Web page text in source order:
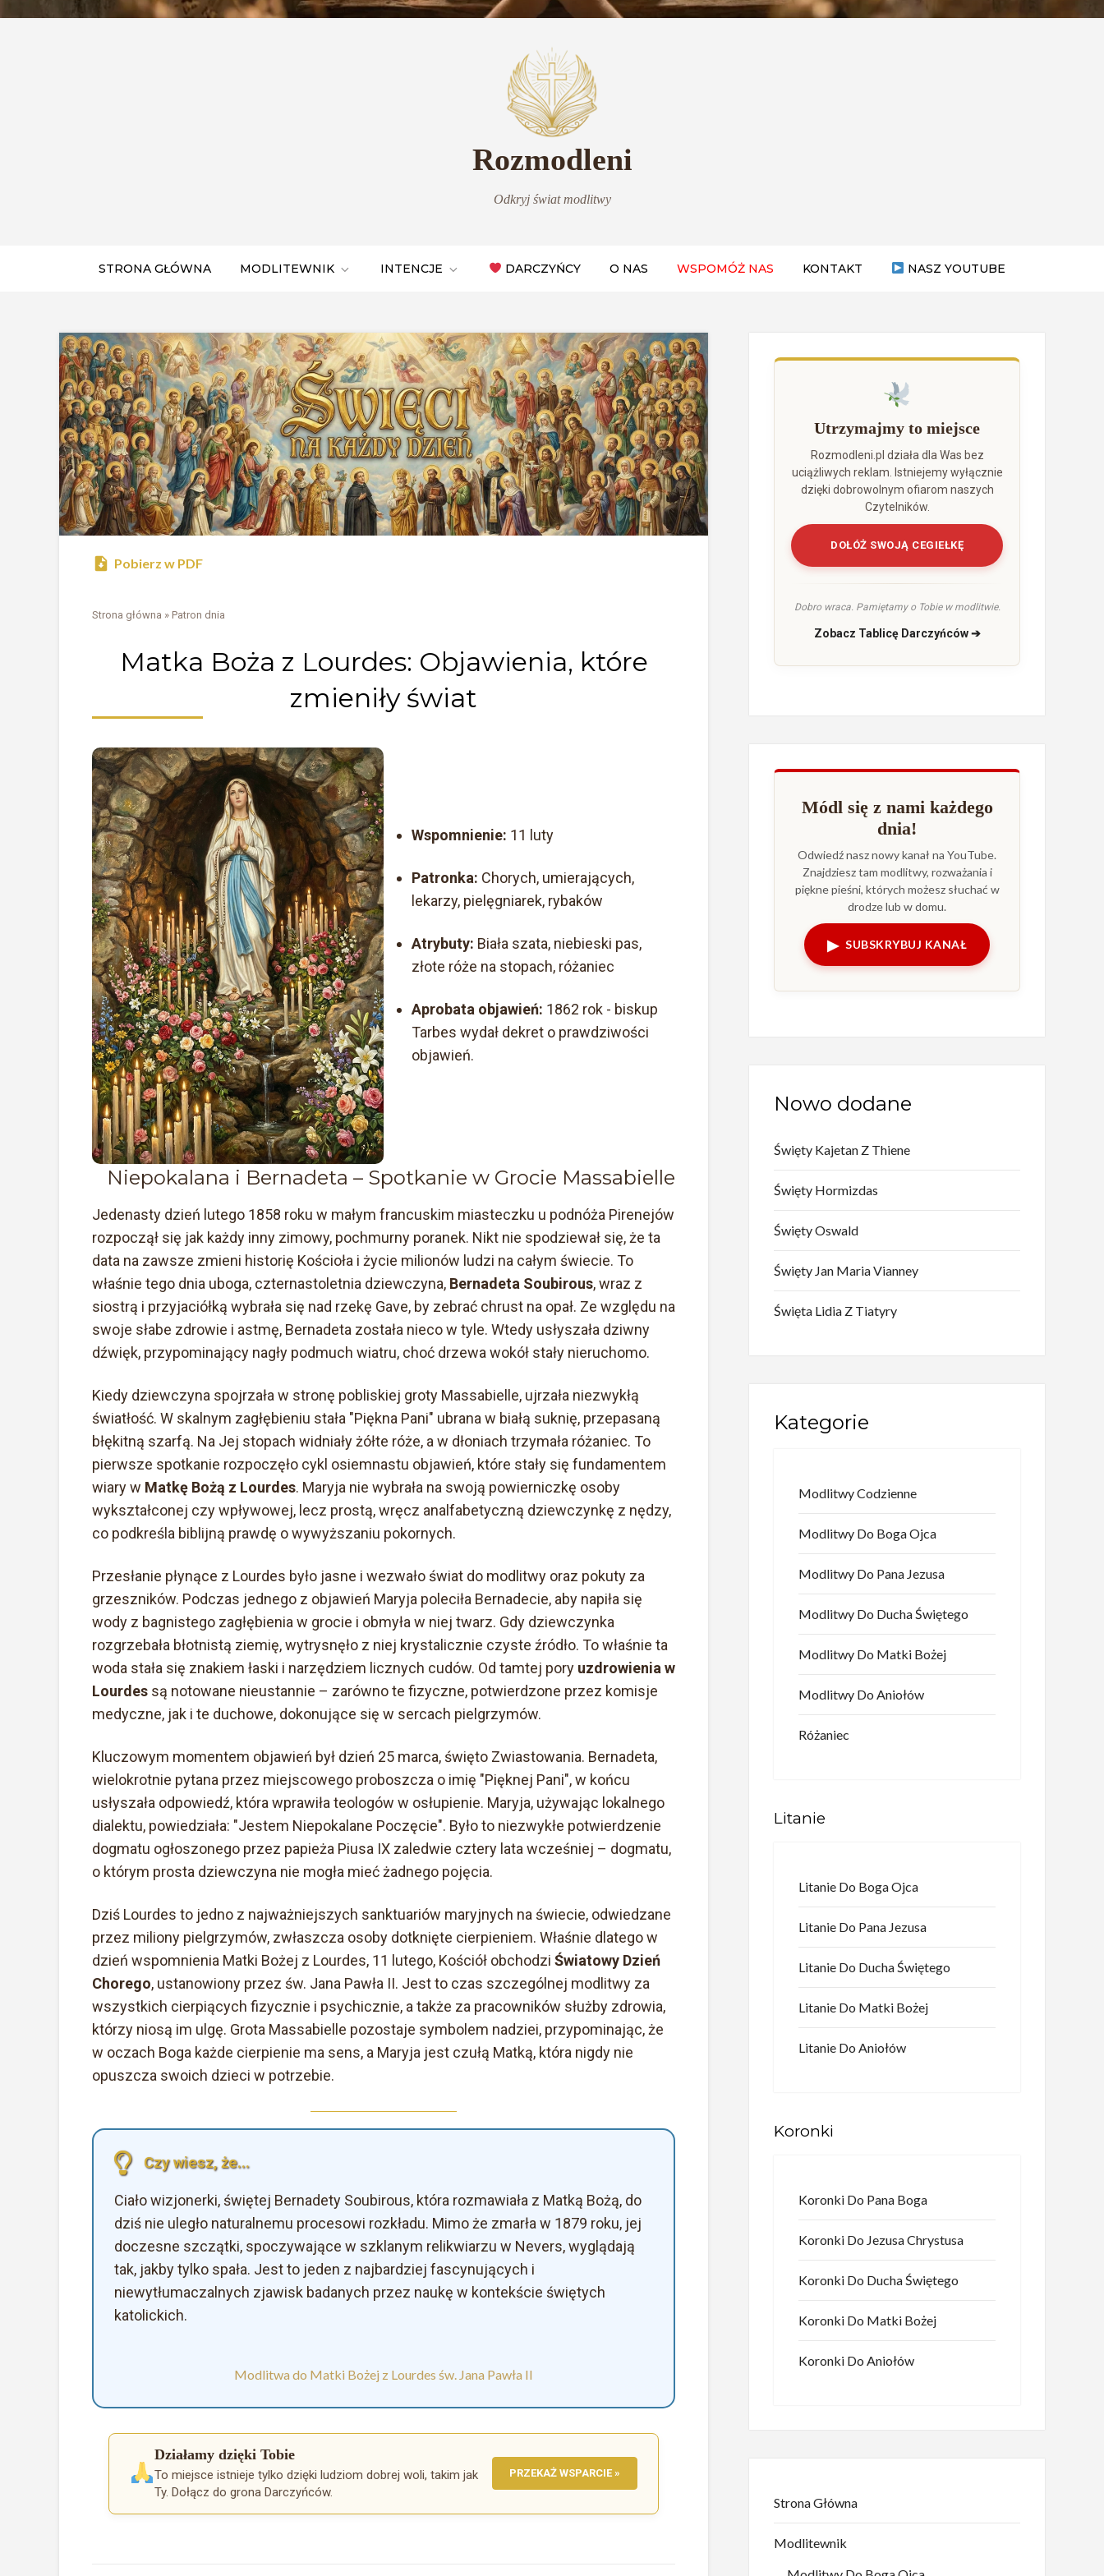
Rozmodleni
Odkryj świat modlitwy
STRONA GŁÓWNA MODLITEWNIK INTENCJE DARCZYŃCY O NAS WSPOMÓŻ NAS KONTAKT NASZ YOUTUBE
Pobierz w PDF
Strona główna » Patron dnia
Matka Boża z Lourdes: Objawienia, które
zmieniły świat
Wspomnienie: 11 luty
Patronka: Chorych, umierających,
lekarzy, pielęgniarek, rybaków
Atrybuty: Biała szata, niebieski pas,
złote róże na stopach, różaniec
Aprobata objawień: 1862 rok - biskup
Tarbes wydał dekret o prawdziwości
objawień.
Niepokalana i Bernadeta – Spotkanie w Grocie Massabielle
Jedenasty dzień lutego 1858 roku w małym francuskim miasteczku u podnóża Pirenejów
rozpoczął się jak każdy inny zimowy, pochmurny poranek. Nikt nie spodziewał się, że ta
data na zawsze zmieni historię Kościoła i życie milionów ludzi na całym świecie. To
właśnie tego dnia uboga, czternastoletnia dziewczyna, Bernadeta Soubirous, wraz z
siostrą i przyjaciółką wybrała się nad rzekę Gave, by zebrać chrust na opał. Ze względu na
swoje słabe zdrowie i astmę, Bernadeta została nieco w tyle. Wtedy usłyszała dziwny
dźwięk, przypominający nagły podmuch wiatru, choć drzewa wokół stały nieruchomo.
Kiedy dziewczyna spojrzała w stronę pobliskiej groty Massabielle, ujrzała niezwykłą
światłość. W skalnym zagłębieniu stała "Piękna Pani" ubrana w białą suknię, przepasaną
błękitną szarfą. Na Jej stopach widniały żółte róże, a w dłoniach trzymała różaniec. To
pierwsze spotkanie rozpoczęło cykl osiemnastu objawień, które stały się fundamentem
wiary w Matkę Bożą z Lourdes. Maryja nie wybrała na swoją powierniczkę osoby
wykształconej czy wpływowej, lecz prostą, wręcz analfabetyczną dziewczynkę z nędzy,
co podkreśla biblijną prawdę o wywyższaniu pokornych.
Przesłanie płynące z Lourdes było jasne i wezwało świat do modlitwy oraz pokuty za
grzeszników. Podczas jednego z objawień Maryja poleciła Bernadecie, aby napiła się
wody z bagnistego zagłębienia w grocie i obmyła w niej twarz. Gdy dziewczynka
rozgrzebała błotnistą ziemię, wytrysnęło z niej krystalicznie czyste źródło. To właśnie ta
woda stała się znakiem łaski i narzędziem licznych cudów. Od tamtej pory uzdrowienia w
Lourdes są notowane nieustannie – zarówno te fizyczne, potwierdzone przez komisje
medyczne, jak i te duchowe, dokonujące się w sercach pielgrzymów.
Kluczowym momentem objawień był dzień 25 marca, święto Zwiastowania. Bernadeta,
wielokrotnie pytana przez miejscowego proboszcza o imię "Pięknej Pani", w końcu
usłyszała odpowiedź, która wprawiła teologów w osłupienie. Maryja, używając lokalnego
dialektu, powiedziała: "Jestem Niepokalane Poczęcie". Było to niezwykłe potwierdzenie
dogmatu ogłoszonego przez papieża Piusa IX zaledwie cztery lata wcześniej – dogmatu,
o którym prosta dziewczyna nie mogła mieć żadnego pojęcia.
Dziś Lourdes to jedno z najważniejszych sanktuariów maryjnych na świecie, odwiedzane
przez miliony pielgrzymów, zwłaszcza osoby dotknięte cierpieniem. Właśnie dlatego w
dzień wspomnienia Matki Bożej z Lourdes, 11 lutego, Kościół obchodzi Światowy Dzień
Chorego, ustanowiony przez św. Jana Pawła II. Jest to czas szczególnej modlitwy za
wszystkich cierpiących fizycznie i psychicznie, a także za pracowników służby zdrowia,
którzy niosą im ulgę. Grota Massabielle pozostaje symbolem nadziei, przypominając, że
w oczach Boga każde cierpienie ma sens, a Maryja jest czułą Matką, która nigdy nie
opuszcza swoich dzieci w potrzebie.
Czy wiesz, że...
Ciało wizjonerki, świętej Bernadety Soubirous, która rozmawiała z Matką Bożą, do
dziś nie uległo naturalnemu procesowi rozkładu. Mimo że zmarła w 1879 roku, jej
doczesne szczątki, spoczywające w szklanym relikwiarzu w Nevers, wyglądają
tak, jakby tylko spała. Jest to jeden z najbardziej fascynujących i
niewytłumaczalnych zjawisk badanych przez naukę w kontekście świętych
katolickich.
Modlitwa do Matki Bożej z Lourdes św. Jana Pawła II
Działamy dzięki Tobie
To miejsce istnieje tylko dzięki ludziom dobrej woli, takim jak
Ty. Dołącz do grona Darczyńców.
PRZEKAŻ WSPARCIE »
Utrzymajmy to miejsce
Rozmodleni.pl działa dla Was bez
uciążliwych reklam. Istniejemy wyłącznie
dzięki dobrowolnym ofiarom naszych
Czytelników.
DOŁÓŻ SWOJĄ CEGIEŁKĘ
Dobro wraca. Pamiętamy o Tobie w modlitwie.
Zobacz Tablicę Darczyńców ➔
Módl się z nami każdego
dnia!
Odwiedź nasz nowy kanał na YouTube.
Znajdziesz tam modlitwy, rozważania i
piękne pieśni, których możesz słuchać w
drodze lub w domu.
▶ SUBSKRYBUJ KANAŁ
Nowo dodane
Święty Kajetan Z Thiene
Święty Hormizdas
Święty Oswald
Święty Jan Maria Vianney
Święta Lidia Z Tiatyry
Kategorie
Modlitwy Codzienne
Modlitwy Do Boga Ojca
Modlitwy Do Pana Jezusa
Modlitwy Do Ducha Świętego
Modlitwy Do Matki Bożej
Modlitwy Do Aniołów
Różaniec
Litanie
Litanie Do Boga Ojca
Litanie Do Pana Jezusa
Litanie Do Ducha Świętego
Litanie Do Matki Bożej
Litanie Do Aniołów
Koronki
Koronki Do Pana Boga
Koronki Do Jezusa Chrystusa
Koronki Do Ducha Świętego
Koronki Do Matki Bożej
Koronki Do Aniołów
Strona Główna
Modlitewnik